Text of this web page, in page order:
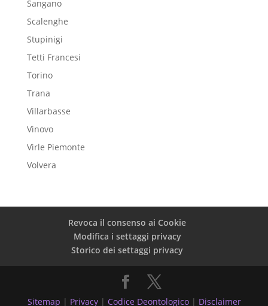
Sangano
Scalenghe
Stupinigi
Tetti Francesi
Torino
Trana
Villarbasse
Vinovo
Virle Piemonte
Volvera
Revoca il consenso ai Cookie
Modifica i settaggi privacy
Storico dei settaggi privacy
Sitemap | Privacy | Codice Deontologico | Disclaimer